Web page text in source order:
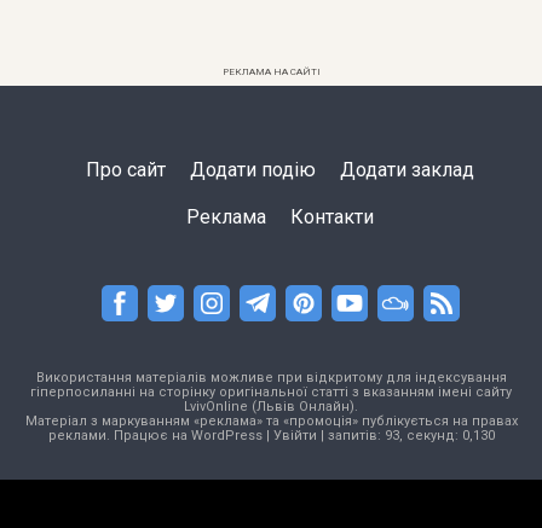
РЕКЛАМА НА САЙТІ
Про сайт Додати подію Додати заклад
Реклама Контакти
Використання матеріалів можливе при відкритому для індексування
гіперпосиланні на сторінку оригінальної статті з вказанням імені сайту
LvivOnline (Львів Онлайн).
Матеріал з маркуванням «реклама» та «промоція» публікується на правах
реклами. Працює на WordPress| Увійти | запитів: 93, секунд: 0,130